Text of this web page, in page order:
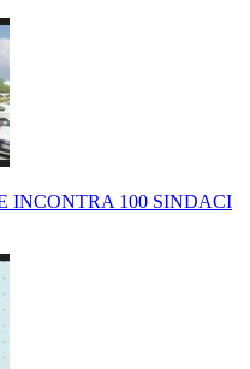
INCONTRA 100 SINDACI